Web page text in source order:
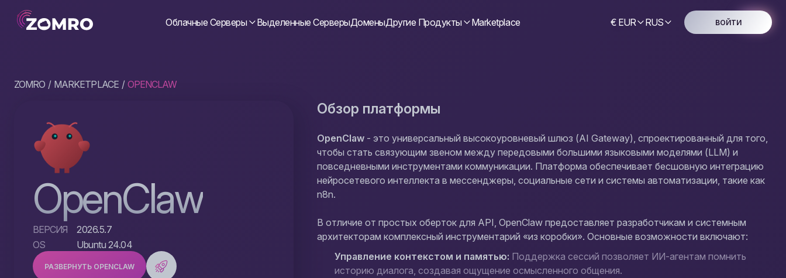
€ EUR RUS ВОЙТИ
Облачные Серверы Выделенные СерверыДоменыДругие Продукты Marketplace
ZOMRO MARKETPLACE OPENCLAW
OpenClaw
ВЕРСИЯ
2026.5.7
OS
Ubuntu 24.04
РАЗВЕРНУТЬ OPENCLAW
Обзор платформы
OpenClaw - это универсальный высокоуровневый шлюз (AI Gateway), спроектированный для того,
чтобы стать связующим звеном между передовыми большими языковыми моделями (LLM) и
повседневными инструментами коммуникации. Платформа обеспечивает бесшовную интеграцию
нейросетевого интеллекта в мессенджеры, социальные сети и системы автоматизации, такие как
n8n.
В отличие от простых оберток для API, OpenClaw предоставляет разработчикам и системным
архитекторам комплексный инструментарий «из коробки». Основные возможности включают:
Управление контекстом и памятью: Поддержка сессий позволяет ИИ-агентам помнить
историю диалога, создавая ощущение осмысленного общения.